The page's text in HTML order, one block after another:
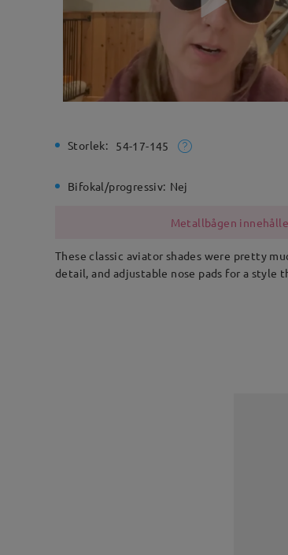
Storlek: 54-17-145
Bifokal/progressiv: Nej
Metallbågen
These classic aviator shades were pretty
detail, and adjustable nose pads for a style